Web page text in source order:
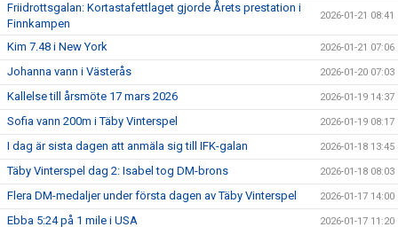
Friidrottsgalan: Kortastafettlaget gjorde Årets prestation i
Finnkampen
2026-01-21 08:41
Kim 7.48 i New York 2026-01-21 07:06
Johanna vann i Västerås 2026-01-20 07:03
Kallelse till årsmöte 17 mars 2026 2026-01-19 14:37
Sofia vann 200m i Täby Vinterspel 2026-01-19 08:17
I dag är sista dagen att anmäla sig till IFK-galan 2026-01-18 13:45
Täby Vinterspel dag 2: Isabel tog DM-brons 2026-01-18 08:03
Flera DM-medaljer under första dagen av Täby Vinterspel 2026-01-17 14:00
Ebba 5:24 på 1 mile i USA 2026-01-17 11:20